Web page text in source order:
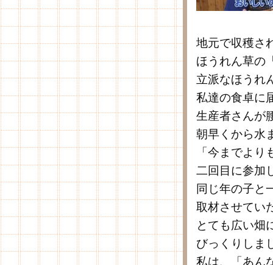
地元で収穫さ
ほうれん草の
立派なほうれ
私達の食卓に
生産者さんが
朝早くから水
「今までよ
二回目に参加
同じ年の子と
取材させてい
とても広い畑
びっくりしま
私は、「あん